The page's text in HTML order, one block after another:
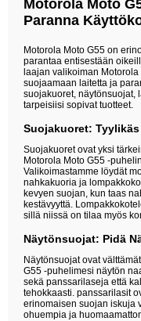
Motorola Moto
Paranna
Motorola Moto G55 on
parantaa entisestään
laajan valikoiman
suojaamaan laitetta ja
suojakuoret, näytönsuojat,
tarpeisiisi sopivat tuotteet.
Suojakuoret:
Suojakuoret ovat yksi
Motorola Moto G55 -
Valikoimastamme löydät
nahkakuoria ja
kevyen suojan, kun taas
kestävyyttä.
sillä niissä on tilaa myös
Näytönsuojat: Pidä
Näytönsuojat ovat
G55 -puhelimesi näytön
sekä panssarilaseja että
tehokkaasti. panssarilasit
erinomaisen suojan iskuja
ohuempia ja